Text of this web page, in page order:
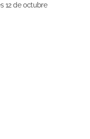
12 de octubre